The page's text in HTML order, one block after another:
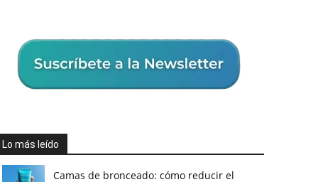
Lo más leído
Camas de bronceado: cómo reducir el